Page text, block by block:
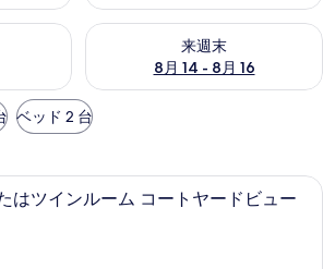
室状況をチェック
来週末
8月 14 - 8月 16
来週末 8月 14 - 8月 16 の空室
ベッド 2 台
クラシック ダブルまたはツインルー
はツインルーム コートヤードビュー